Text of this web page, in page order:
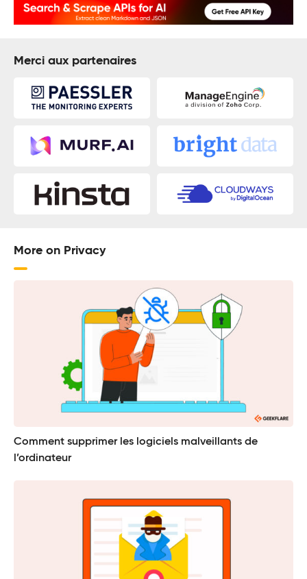
Merci aux partenaires
More on Privacy
Comment supprimer les logiciels malveillants de
l’ordinateur